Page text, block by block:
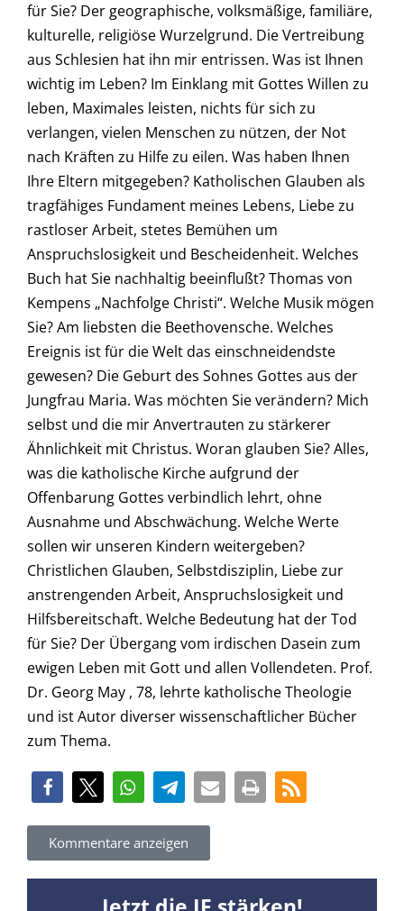
für Sie? Der geographische, volksmäßige, familiäre,
kulturelle, religiöse Wurzelgrund. Die Vertreibung
aus Schlesien hat ihn mir entrissen. Was ist Ihnen
wichtig im Leben? Im Einklang mit Gottes Willen zu
leben, Maximales leisten, nichts für sich zu
verlangen, vielen Menschen zu nützen, der Not
nach Kräften zu Hilfe zu eilen. Was haben Ihnen
Ihre Eltern mitgegeben? Katholischen Glauben als
tragfähiges Fundament meines Lebens, Liebe zu
rastloser Arbeit, stetes Bemühen um
Anspruchslosigkeit und Bescheidenheit. Welches
Buch hat Sie nachhaltig beeinflußt? Thomas von
Kempens „Nachfolge Christi“. Welche Musik mögen
Sie? Am liebsten die Beethovensche. Welches
Ereignis ist für die Welt das einschneidendste
gewesen? Die Geburt des Sohnes Gottes aus der
Jungfrau Maria. Was möchten Sie verändern? Mich
selbst und die mir Anvertrauten zu stärkerer
Ähnlichkeit mit Christus. Woran glauben Sie? Alles,
was die katholische Kirche aufgrund der
Offenbarung Gottes verbindlich lehrt, ohne
Ausnahme und Abschwächung. Welche Werte
sollen wir unseren Kindern weitergeben?
Christlichen Glauben, Selbstdisziplin, Liebe zur
anstrengenden Arbeit, Anspruchslosigkeit und
Hilfsbereitschaft. Welche Bedeutung hat der Tod
für Sie? Der Übergang vom irdischen Dasein zum
ewigen Leben mit Gott und allen Vollendeten. Prof.
Dr. Georg May , 78, lehrte katholische Theologie
und ist Autor diverser wissenschaftlicher Bücher
zum Thema.
Kommentare anzeigen